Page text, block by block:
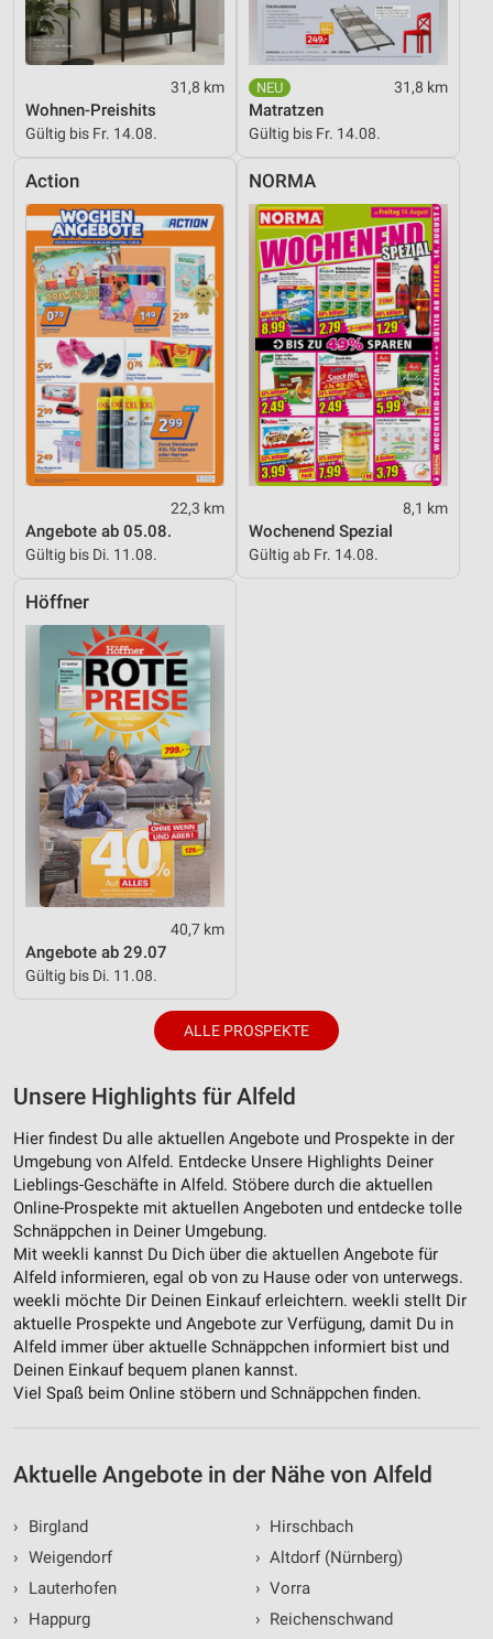
31,8 km
Wohnen-Preishits
Gültig bis Fr. 14.08.
31,8 km
Matratzen
Gültig bis Fr. 14.08.
Action
22,3 km
Angebote ab 05.08.
Gültig bis Di. 11.08.
NORMA
8,1 km
Wochenend Spezial
Gültig ab Fr. 14.08.
Höffner
40,7 km
Angebote ab 29.07
Gültig bis Di. 11.08.
ALLE PROSPEKTE
Unsere Highlights für Alfeld
Hier findest Du alle aktuellen Angebote und Prospekte in der
Umgebung von Alfeld. Entdecke Unsere Highlights Deiner
Lieblings-Geschäfte in Alfeld. Stöbere durch die aktuellen
Online-Prospekte mit aktuellen Angeboten und entdecke tolle
Schnäppchen in Deiner Umgebung.
Mit weekli kannst Du Dich über die aktuellen Angebote für
Alfeld informieren, egal ob von zu Hause oder von unterwegs.
weekli möchte Dir Deinen Einkauf erleichtern. weekli stellt Dir
aktuelle Prospekte und Angebote zur Verfügung, damit Du in
Alfeld immer über aktuelle Schnäppchen informiert bist und
Deinen Einkauf bequem planen kannst.
Viel Spaß beim Online stöbern und Schnäppchen finden.
Aktuelle Angebote in der Nähe von Alfeld
›
Birgland
› Weigendorf
›
Lauterhofen
›
Happurg
› Hirschbach
› Altdorf (Nürnberg)
› Vorra
› Reichenschwand
Notwendig
Performance
Funktional